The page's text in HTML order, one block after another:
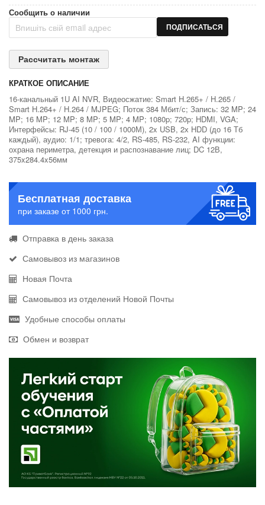
Сообщить о наличии
ПОДПИСАТЬСЯ
Рассчитать монтаж
КРАТКОЕ ОПИСАНИЕ
16-канальный 1U AI NVR, Видеосжатие: Smart H.265+ / H.265 /
Smart H.264+ / H.264 / MJPEG; Поток 384 Мбит/с; Запись: 32 MP; 24
MP; 16 MP; 12 MP; 8 MP; 5 MP; 4 MP; 1080p; 720p; HDMI, VGA;
Интерфейсы: RJ-45 (10 / 100 / 1000М), 2x USB, 2х HDD (до 16 Тб
каждый), аудио: 1/1; тревога: 4/2, RS-485, RS-232, AI функции:
охрана периметра, детекция и распознавание лиц; DC 12В,
375x284.4x56мм
Бесплатная доставка
при заказе от 1000 грн.
Отправка в день заказа
Самовывоз из магазинов
Новая Почта
Самовывоз из отделений Новой Почты
Удобные способы оплаты
Обмен и возврат